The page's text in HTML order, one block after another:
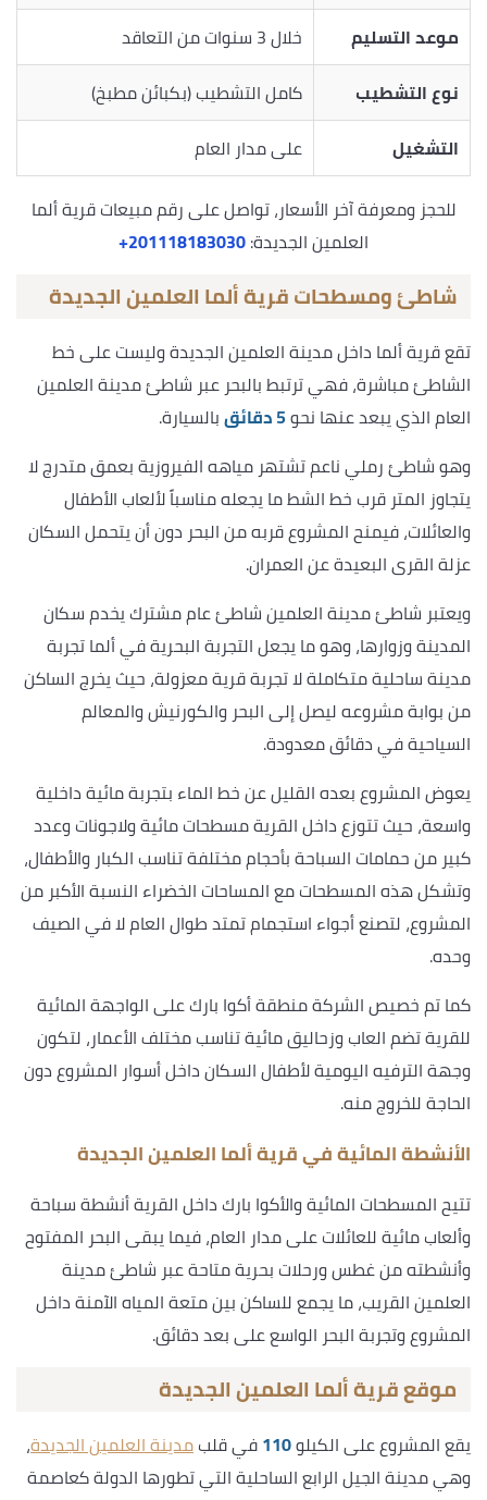
موعد التسليم
خلال 3 سنوات من التعاقد
نوع التشطيب
كامل التشطيب (بكبائن مطبخ)
التشغيل
على مدار العام
للحجز ومعرفة آخر الأسعار، تواصل على رقم مبيعات قرية ألما
العلمين الجديدة:‎+201118183030
شاطئ ومسطحات قرية ألما العلمين الجديدة
تقع قرية ألما داخل مدينة العلمين الجديدة وليست على خط
الشاطئ مباشرة، فهي ترتبط بالبحر عبر شاطئ مدينة العلمين
العام الذي يبعد عنها نحو5 دقائق
بالسيارة.
وهو شاطئ رملي ناعم تشتهر مياهه الفيروزية بعمق متدرج لا
يتجاوز المتر قرب خط الشط ما يجعله مناسباً لألعاب الأطفال
والعائلات، فيمنح المشروع قربه من البحر دون أن يتحمل السكان
عزلة القرى البعيدة عن العمران.
ويعتبر شاطئ مدينة العلمين شاطئ عام مشترك يخدم سكان
المدينة وزوارها، وهو ما يجعل التجربة البحرية في ألما تجربة
مدينة ساحلية متكاملة لا تجربة قرية معزولة، حيث يخرج الساكن
من بوابة مشروعه ليصل إلى البحر والكورنيش والمعالم
السياحية في دقائق معدودة.
يعوض المشروع بعده القليل عن خط الماء بتجربة مائية داخلية
واسعة، حيث تتوزع داخل القرية مسطحات مائية ولاجونات وعدد
كبير من حمامات السباحة بأحجام مختلفة تناسب الكبار والأطفال،
وتشكل هذه المسطحات مع المساحات الخضراء النسبة الأكبر من
المشروع، لتصنع أجواء استجمام تمتد طوال العام لا في الصيف
وحده.
كما تم خصيص الشركة منطقة أكوا بارك على الواجهة المائية
للقرية تضم العاب وزحاليق مائية تناسب مختلف الأعمار، لتكون
وجهة الترفيه اليومية لأطفال السكان داخل أسوار المشروع دون
الحاجة للخروج منه.
الأنشطة المائية في قرية ألما العلمين الجديدة
تتيح المسطحات المائية والأكوا بارك داخل القرية أنشطة سباحة
وألعاب مائية للعائلات على مدار العام، فيما يبقى البحر المفتوح
وأنشطته من غطس ورحلات بحرية متاحة عبر شاطئ مدينة
العلمين القريب، ما يجمع للساكن بين متعة المياه الآمنة داخل
المشروع وتجربة البحر الواسع على بعد دقائق.
موقع قرية ألما العلمين الجديدة
يقع المشروع على الكيلو110في قلبمدينة العلمين الجديدة،
وهي مدينة الجيل الرابع الساحلية التي تطورها الدولة كعاصمة